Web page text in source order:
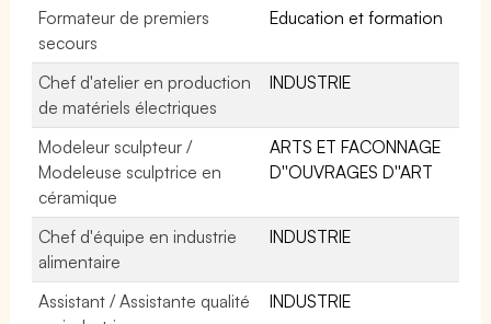
Formateur de premiers
secours
Education et formation
Chef d'atelier en production
de matériels électriques
INDUSTRIE
Modeleur sculpteur /
Modeleuse sculptrice en
céramique
ARTS ET FACONNAGE
D''OUVRAGES D''ART
Chef d'équipe en industrie
alimentaire
INDUSTRIE
Assistant / Assistante qualité
INDUSTRIE